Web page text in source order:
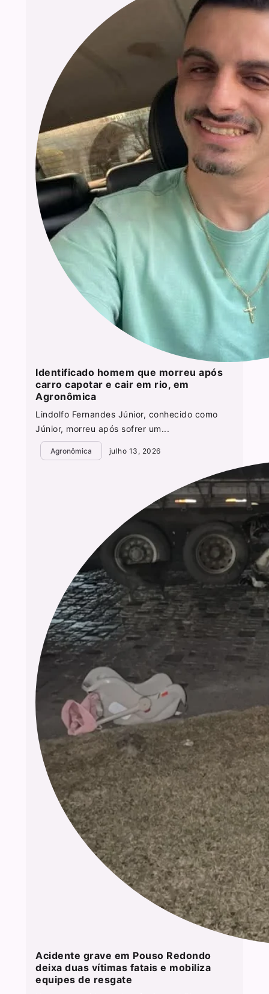
Identificado homem que morreu após
carro capotar e cair em rio, em
Agronômica
Lindolfo Fernandes Júnior, conhecido como
Júnior, morreu após sofrer um...
Agronômica julho 13, 2026
Acidente grave em Pouso Redondo
deixa duas vítimas fatais e mobiliza
equipes de resgate